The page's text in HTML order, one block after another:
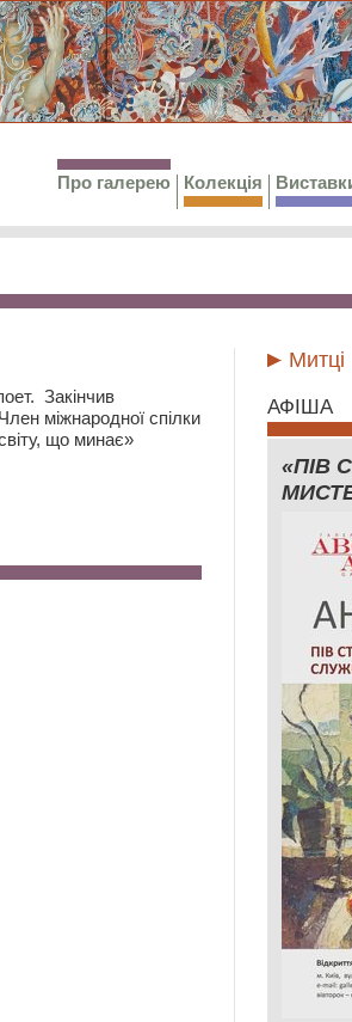
Про галерею Колекція
Закінчив
міжнародної спілки
що минає»
Митці
АФІША
«ПІВ